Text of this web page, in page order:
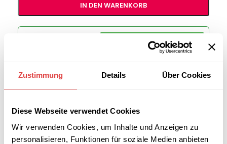
Zustimmung Details Über Cookies
Diese Webseite verwendet Cookies
Wir verwenden Cookies, um Inhalte und Anzeigen zu
personalisieren, Funktionen für soziale Medien anbieten
IN DEN WARENKORB
B2B-Angebot
anfordern
Kategorie: Steh- & Bistrotische
Teilen: